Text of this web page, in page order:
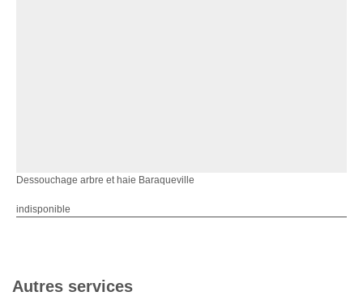
Dessouchage arbre et haie Baraqueville
indisponible
Autres services